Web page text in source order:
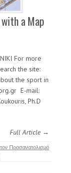
a Map
For more
the site:
the sport in
E-mail:
Ph.D
Full Article →
Προσανατολισμό